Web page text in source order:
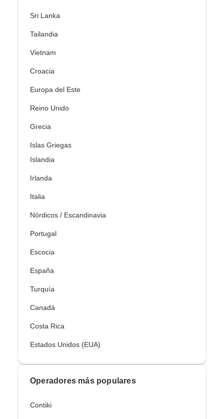
Sri Lanka
Tailandia
Vietnam
Croacia
Europa del Este
Reino Unido
Grecia
Islas Griegas
Islandia
Irlanda
Italia
Nórdicos / Escandinavia
Portugal
Escocia
España
Turquía
Canadá
Costa Rica
Estados Unidos (EUA)
Operadores más populares
Contiki